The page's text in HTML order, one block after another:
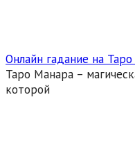
Онлайн гадание на
Таро Манара –
которой